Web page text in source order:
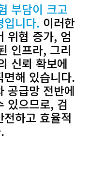
부담이 크고
입니다. 이러한
위협 증가, 엄
인프라, 그리
신뢰 확보에
해 있습니다.
공급망 전반에
있으므로, 검
하고 효율적